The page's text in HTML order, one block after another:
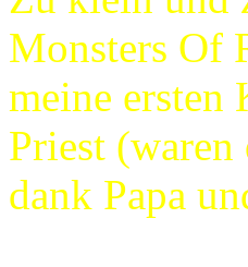
Monsters Of
meine ersten
Priest
dank Papa